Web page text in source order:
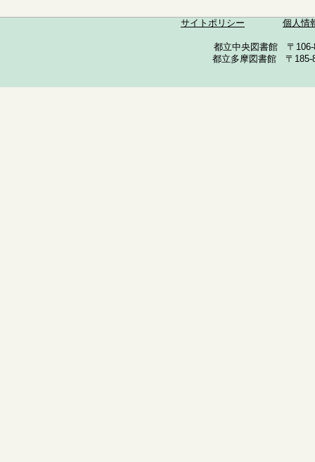
サイトポリシー 個人情
都立中央図書館 〒
都立多摩図書館 〒185-